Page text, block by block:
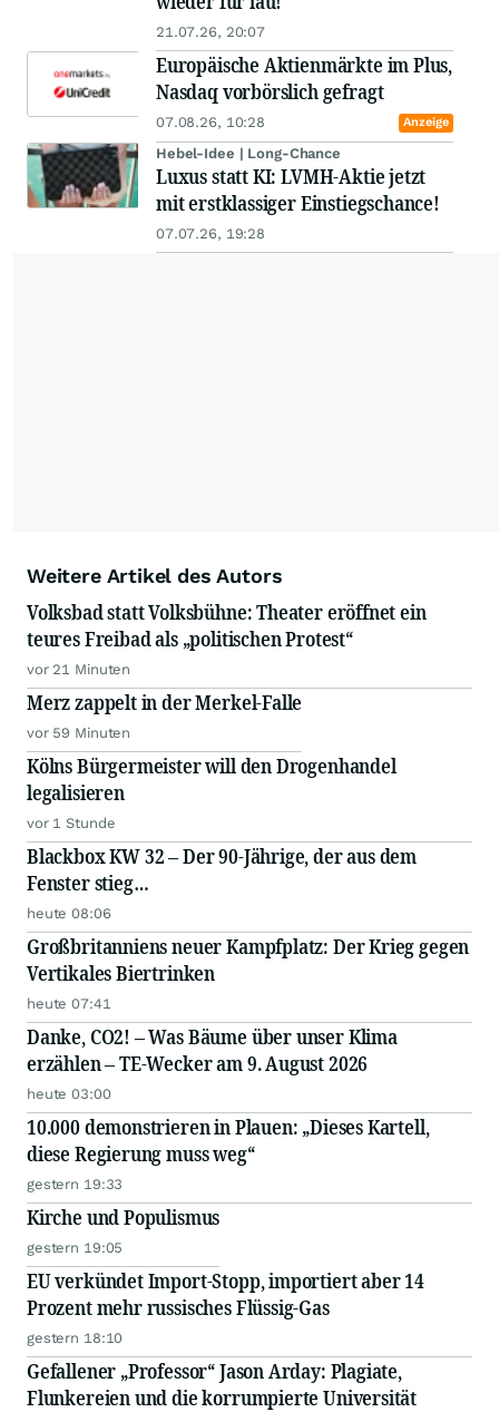
21.07.26, 20:07
Europäische Aktienmärkte im Plus,
Nasdaq vorbörslich gefragt
07.08.26, 10:28 Anzeige
Hebel-Idee | Long-Chance
Luxus statt KI: LVMH-Aktie jetzt
mit erstklassiger Einstiegschance!
07.07.26, 19:28
Weitere Artikel des Autors
Volksbad statt Volksbühne: Theater eröffnet ein
teures Freibad als „politischen Protest“
vor 21 Minuten
Merz zappelt in der Merkel-Falle
vor 59 Minuten
Kölns Bürgermeister will den Drogenhandel
legalisieren
vor 1 Stunde
Blackbox KW 32 – Der 90-Jährige, der aus dem
Fenster stieg…
heute 08:06
Großbritanniens neuer Kampfplatz: Der Krieg gegen
Vertikales Biertrinken
heute 07:41
Danke, CO2! – Was Bäume über unser Klima
erzählen – TE-Wecker am 9. August 2026
heute 03:00
10.000 demonstrieren in Plauen: „Dieses Kartell,
diese Regierung muss weg“
gestern 19:33
Kirche und Populismus
gestern 19:05
EU verkündet Import-Stopp, importiert aber 14
Prozent mehr russisches Flüssig-Gas
gestern 18:10
Gefallener „Professor“ Jason Arday: Plagiate,
Flunkereien und die korrumpierte Universität